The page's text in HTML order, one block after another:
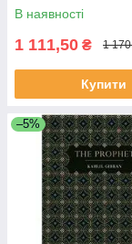
В наявності
1 111,50 ₴ 1
Купити
–5%